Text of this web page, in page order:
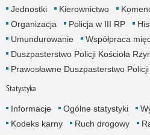
Jednostki Kierownictwo
Organizacja
Policja w III RP
Umundurowanie
Współpraca
Duszpasterstwo Policji Kościoła
Prawosławne Duszpasterstwo Policji
Statystyka
Informacje Ogólne statystyki
Kodeks karny
Ruch drogowy